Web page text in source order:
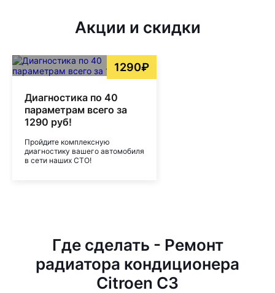
Акции и скидки
1290₽
Диагностика по 40
параметрам всего за
1290 руб!
Пройдите комплексную
диагностику вашего автомобиля
в сети наших СТО!
Где сделать - Ремонт
радиатора кондиционера
Citroen C3